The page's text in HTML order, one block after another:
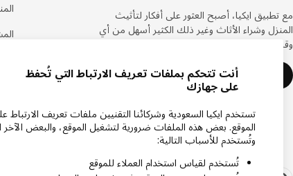
مع تطبيق ايكيا، أصبح العثور على أفكار لتأثيث
المنزل وشراء الأثاث وغير ذلك الكثير أسهل من أي
وقت مضى.
تعرف على المزيدأنت تتحكم بملفات تعريف الارتباط التي تُحفظ
على جهازك
تستخدم ايكيا السعودية وشركائنا التقنيين ملفات تعريف الارتباط
الموقع. بعض هذه الملفات ضرورية لتشغيل الموقع، والبعض الآخر
وتُستخدم للأسباب التالية:
تُستخدم لقياس استخدام العملاء للموقع